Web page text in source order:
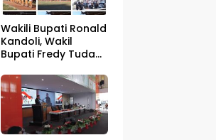
Wakili Bupati Ronald
Kandoli, Wakil
Bupati Fredy Tuda
Rangkaian Kegiatan
Meriahkan HUT RI ke